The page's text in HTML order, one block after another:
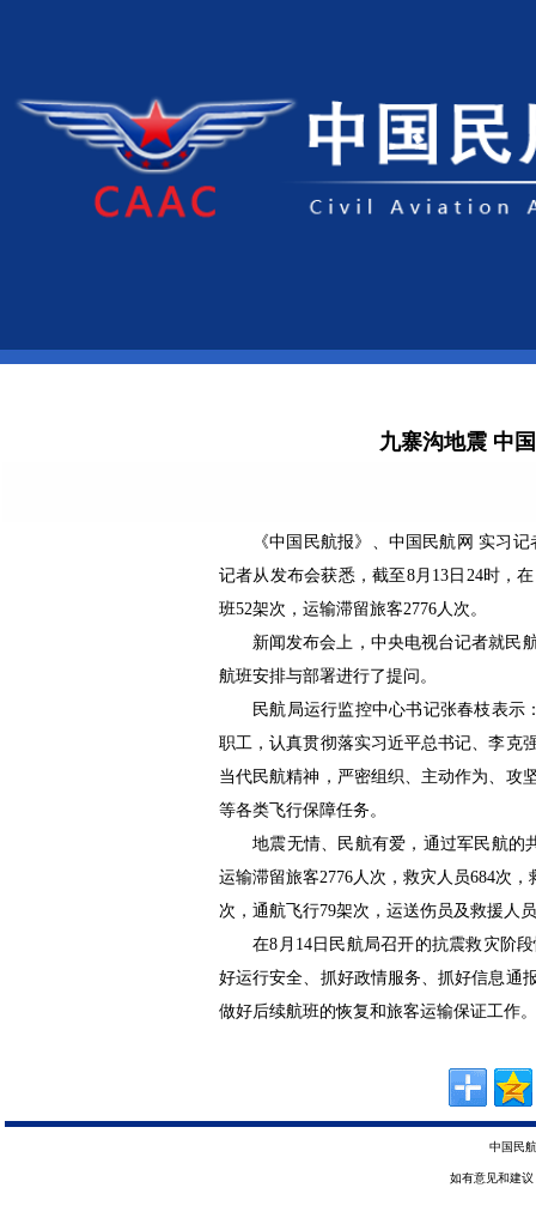
九寨沟地震 中
《中国民航报》、中国民航网 实习
记者从发布会获悉，截至8月13日24时，
班52架次，运输滞留旅客2776人次。
新闻发布会上，中央电视台记者就民
航班安排与部署进行了提问。
民航局运行监控中心书记张春枝表示
职工，认真贯彻落实习近平总书记、李克
当代民航精神，严密组织、主动作为、攻
等各类飞行保障任务。
地震无情、民航有爱，通过军民航的
运输滞留旅客2776人次，救灾人员684次
次，通航飞行79架次，运送伤员及救援人
在8月14日民航局召开的抗震救灾阶
好运行安全、抓好政情服务、抓好信息通
做好后续航班的恢复和旅客运输保证工作。
中国民
如有意见和建议